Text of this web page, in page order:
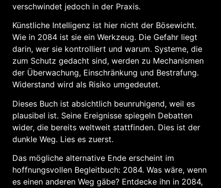
verschwindet jedoch in der Praxis.
Künstliche Intelligenz ist hier nicht der Bösewicht.
Wie in 2084 ist sie ein Werkzeug. Die Gefahr liegt
darin, wer sie kontrolliert und warum. Systeme, die
zum Schutz gedacht sind, werden zu Mechanismen
der Überwachung, Einschränkung und Bestrafung.
Widerstand wird als Risiko umgedeutet.
Dieses Buch ist absichtlich beunruhigend, weil es
plausibel ist. Seine Ereignisse spiegeln Debatten
wider, die bereits weltweit stattfinden. Dies ist der
dunkle Weg. Lies es zuerst.
Das mögliche alternative Ende erscheint im
hoffnungsvollen Begleitbuch: 2084. Was wäre, wenn
es einen anderen Weg gäbe? Entdecke ihn in 2084,